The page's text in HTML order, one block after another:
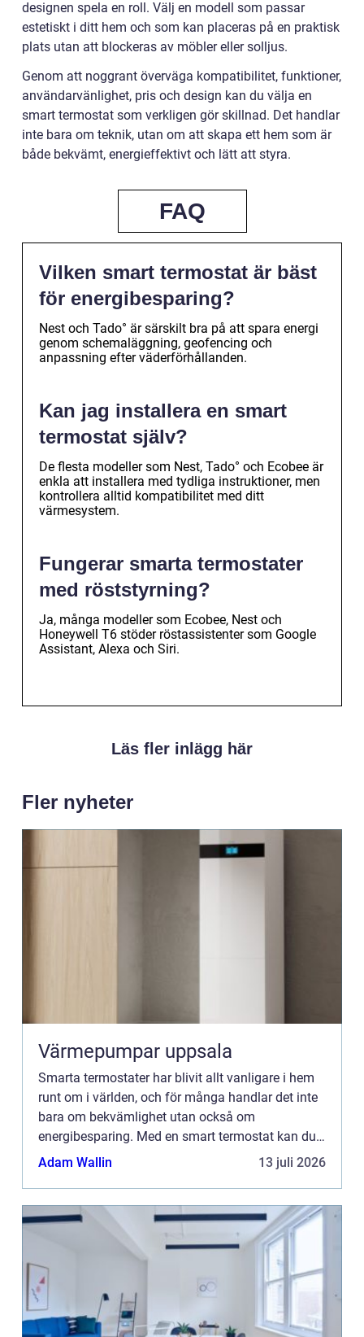
designen spela en roll. Välj en modell som passar
estetiskt i ditt hem och som kan placeras på en praktisk
plats utan att blockeras av möbler eller solljus.
Genom att noggrant överväga kompatibilitet, funktioner,
användarvänlighet, pris och design kan du välja en
smart termostat som verkligen gör skillnad. Det handlar
inte bara om teknik, utan om att skapa ett hem som är
både bekvämt, energieffektivt och lätt att styra.
FAQ
Vilken smart termostat är bäst
för energibesparing?
Nest och Tado° är särskilt bra på att spara energi
genom schemaläggning, geofencing och
anpassning efter väderförhållanden.
Kan jag installera en smart
termostat själv?
De flesta modeller som Nest, Tado° och Ecobee är
enkla att installera med tydliga instruktioner, men
kontrollera alltid kompatibilitet med ditt
värmesystem.
Fungerar smarta termostater
med röststyrning?
Ja, många modeller som Ecobee, Nest och
Honeywell T6 stöder röstassistenter som Google
Assistant, Alexa och Siri.
Läs fler inlägg här
Fler nyheter
Värmepumpar uppsala
Smarta termostater har blivit allt vanligare i hem
runt om i världen, och för många handlar det inte
bara om bekvämlighet utan också om
energibesparing. Med en smart termostat kan du
styra temperaturen i ditt hem direkt fr&...
Adam Wallin 13 juli 2026